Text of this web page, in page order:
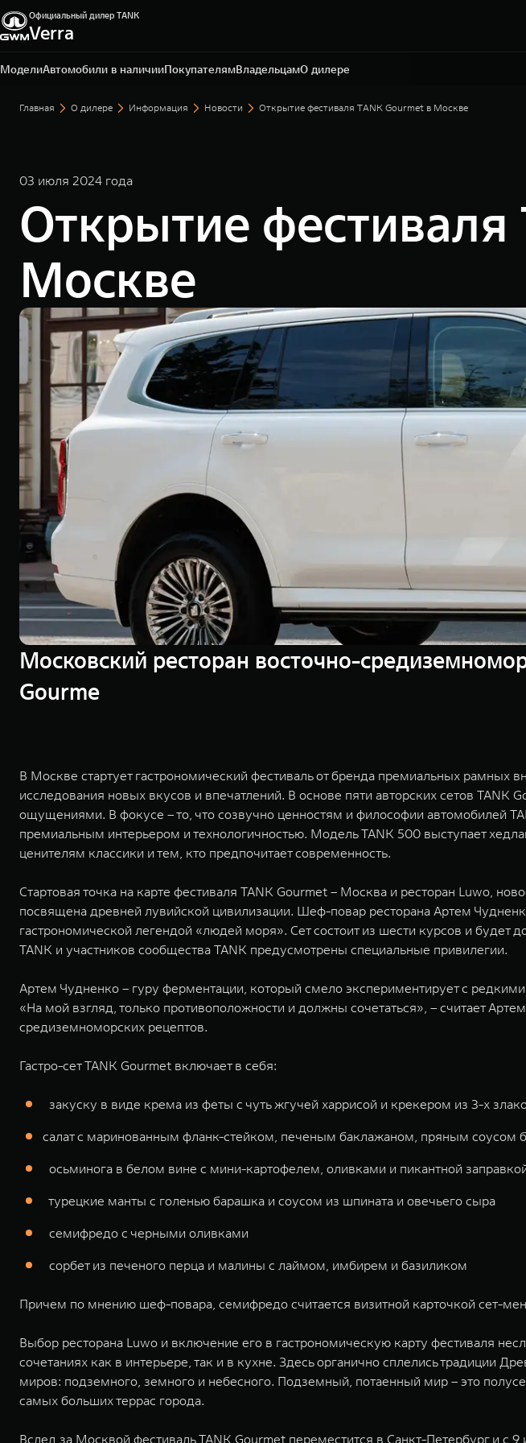
Официальный дилер TANK
Verra
МоделиАвтомобили в наличииПокупателямВладельцамО дилере
Уфа, пр-кт Салавата Юлаева, д. 26
+7 (347) 215-06-84
Главная О дилере Информация Новости Открытие фестиваля TANK Gourmet в Москве
03 июля 2024 года
Открытие фестиваля
Москве
Московский ресторан восточно-
Gourme
В Москве стартует гастрономический фестиваль от бренда премиальных рамных
исследования новых вкусов и впечатлений. В основе пяти авторских сетов
ощущениями. В фокусе – то, что созвучно ценностям и философии автомобилей
премиальным интерьером и технологичностью. Модель TANK 500 выступает
ценителям классики и тем, кто предпочитает современность.
Стартовая точка на карте фестиваля TANK Gourmet – Москва и ресторан Luwo,
посвящена древней лувийской цивилизации. Шеф-повар ресторана Артем
гастрономической легендой «людей моря». Сет состоит из шести курсов и будет
TANK и участников сообщества TANK предусмотрены специальные привилегии.
Артем Чудненко – гуру ферментации, который смело экспериментирует с
«На мой взгляд, только противоположности и должны сочетаться», – считает
средиземноморских рецептов.
Гастро-сет TANK Gourmet включает в себя:
закуску в виде крема из феты с чуть жгучей харрисой и крекером из 3-х
салат с маринованным фланк-стейком, печеным баклажаном, пряным соусом
осьминога в белом вине с мини-картофелем, оливками и пикантной
турецкие манты с голенью барашка и соусом из шпината и овечьего сыра
семифредо с черными оливками
сорбет из печеного перца и малины с лаймом, имбирем и базиликом
Причем по мнению шеф-повара, семифредо считается визитной карточкой сет-
Выбор ресторана Luwo и включение его в гастрономическую карту фестиваля
сочетаниях как в интерьере, так и в кухне. Здесь органично сплелись традиции
миров: подземного, земного и небесного. Подземный, потаенный мир – это
самых больших террас города.
Вслед за Москвой фестиваль TANK Gourmet переместится в Санкт-Петербург и